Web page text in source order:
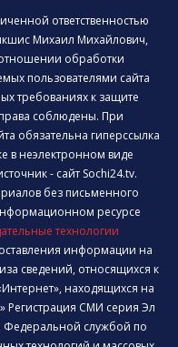
ответственностью
Михаил Михайлович,
обработки
пользователями сайта
требованиях к защите
соблюдены. При
обязательна гиперссылка
в неэлектронном виде
- сайт Sochi24.tv.
без письменного
ресурсе
технологии
информации на
сведений, относящихся к
находящихся на
Регистрация СМИ серия Эл
Федеральной службой по